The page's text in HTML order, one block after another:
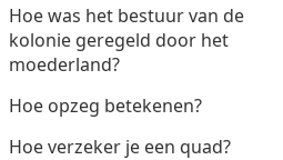
Hoe was het bestuur van de
kolonie geregeld door het
moederland?
Hoe opzeg betekenen?
Hoe verzeker je een quad?